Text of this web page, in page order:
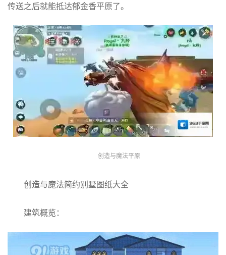
传送之后就能抵达郁金香平原了。
创造与魔法平原
创造与魔法简约别墅图纸大全
建筑概览：